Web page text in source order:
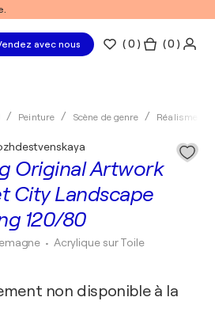
avec nous (0 ) ( 0 )
Peinture Scène de genre Réalisme
Original Artwork
City Landscape
120/80
• Acrylique sur Toile
non disponible à la